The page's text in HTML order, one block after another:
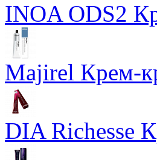
INOA ODS2
Majirel Крем-
DIA Richesse